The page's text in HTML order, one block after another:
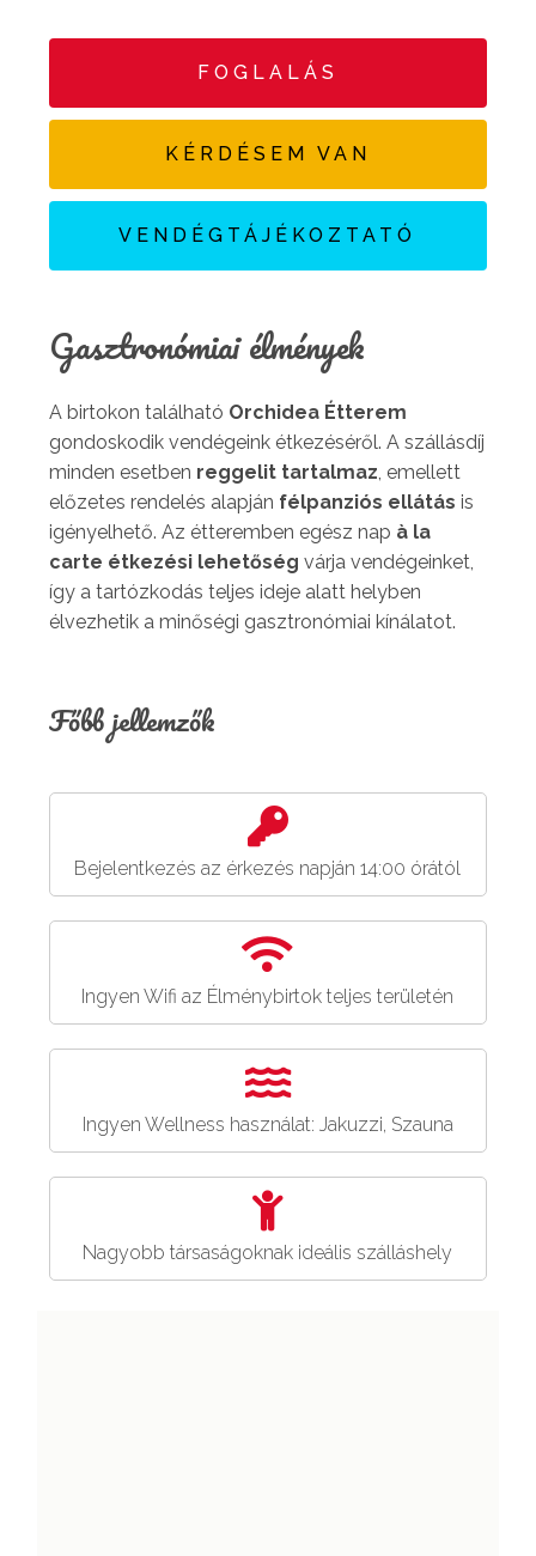
FOGLALÁS
KÉRDÉSEM VAN
VENDÉGTÁJÉKOZTATÓ
Gasztronómiai élmények
A birtokon található Orchidea Étterem
gondoskodik vendégeink étkezéséről. A szállásdíj
minden esetben reggelit tartalmaz, emellett
előzetes rendelés alapján félpanziós ellátás is
igényelhető. Az étteremben egész nap à la
carte étkezési lehetőség várja vendégeinket,
így a tartózkodás teljes ideje alatt helyben
élvezhetik a minőségi gasztronómiai kínálatot.
Főbb jellemzők
Bejelentkezés az érkezés napján 14:00 órától
Ingyen Wifi az Élménybirtok teljes területén
Ingyen Wellness használat: Jakuzzi, Szauna
Nagyobb társaságoknak ideális szálláshely